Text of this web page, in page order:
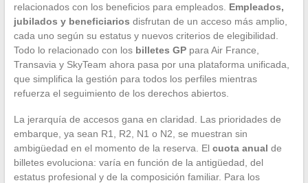
relacionados con los beneficios para empleados. Empleados,
jubilados y beneficiarios disfrutan de un acceso más amplio,
cada uno según su estatus y nuevos criterios de elegibilidad.
Todo lo relacionado con los billetes GPpara Air France,
Transavia y SkyTeam ahora pasa por una plataforma unificada,
que simplifica la gestión para todos los perfiles mientras
refuerza el seguimiento de los derechos abiertos.
La jerarquía de accesos gana en claridad. Las prioridades de
embarque, ya sean R1, R2, N1 o N2, se muestran sin
ambigüedad en el momento de la reserva. El cuota anual de
billetes evoluciona: varía en función de la antigüedad, del
estatus profesional y de la composición familiar. Para los